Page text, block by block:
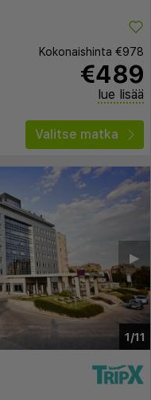
Kokonaishinta €978
€489
lue lisää
Valitse matka
1/11
▶︎